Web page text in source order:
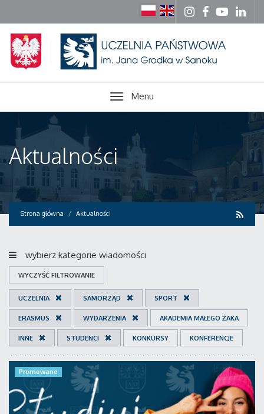
Menu
Aktualności
Strona główna Aktualności
wybierz kategorie wiadomości
WYCZYŚĆ FILTROWANIE
UCZELNIA SAMORZĄD SPORT
ERASMUS WYDARZENIA AKADEMIA MAŁEGO ŻAKA
INNE STUDENCI KONKURSY KONFERENCJE
Promowane